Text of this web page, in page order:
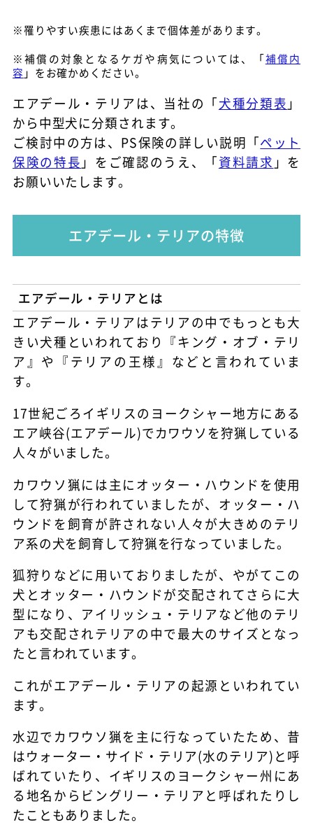
※罹りやすい疾患にはあくまで個体差があります。
※補償の対象となるケガや病気については、「補償内
容 」をお確かめください。
エアデール・テリアは、当社の「犬種分類表 」
から中型犬に分類されます。
ご検討中の方は、PS保険の詳しい説明「ペット
保険の特長 」をご確認のうえ、「資料請求 」を
お願いいたします。
エアデール・テリアの特徴
エアデール・テリアとは
エアデール・テリアはテリアの中でもっとも大
きい犬種といわれており『キング・オブ・テリ
ア』や『テリアの王様』などと言われていま
す。
17世紀ごろイギリスのヨークシャー地方にある
エア峡谷(エアデール)でカワウソを狩猟している
人々がいました。
カワウソ猟には主にオッター・ハウンドを使用
して狩猟が行われていましたが、オッター・ハ
ウンドを飼育が許されない人々が大きめのテリ
ア系の犬を飼育して狩猟を行なっていました。
狐狩りなどに用いておりましたが、やがてこの
犬とオッター・ハウンドが交配されてさらに大
型になり、アイリッシュ・テリアなど他のテリ
アも交配されテリアの中で最大のサイズとなっ
たと言われています。
これがエアデール・テリアの起源といわれてい
ます。
水辺でカワウソ猟を主に行なっていたため、昔
はウォーター・サイド・テリア(水のテリア)と呼
ばれていたり、イギリスのヨークシャー州にあ
る地名からビングリー・テリアと呼ばれたりし
たこともありました。